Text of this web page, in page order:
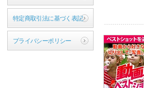
特定商取引法に基づく表記
プライバシーポリシー